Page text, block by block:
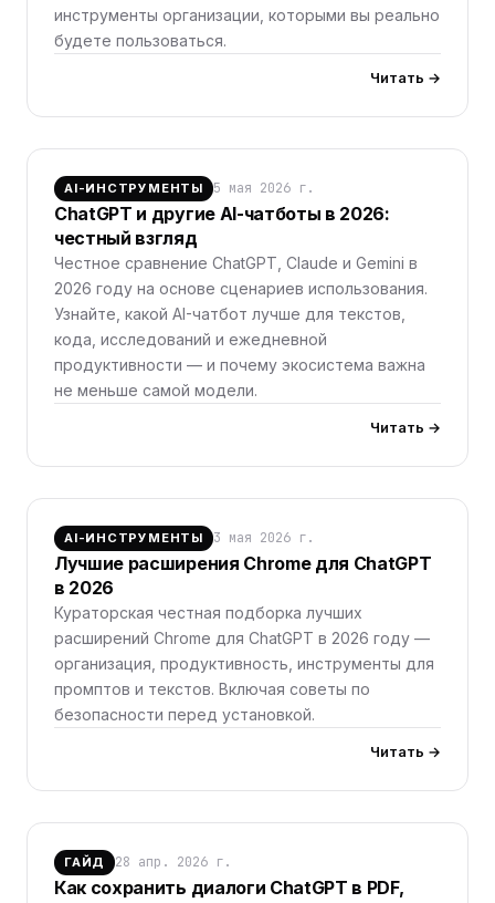
инструменты организации, которыми вы реально
будете пользоваться.
Читать →
AI-ИНСТРУМЕНТЫ 5 мая 2026 г.
ChatGPT и другие AI-чатботы в 2026:
честный взгляд
Честное сравнение ChatGPT, Claude и Gemini в
2026 году на основе сценариев использования.
Узнайте, какой AI-чатбот лучше для текстов,
кода, исследований и ежедневной
продуктивности — и почему экосистема важна
не меньше самой модели.
Читать →
AI-ИНСТРУМЕНТЫ 3 мая 2026 г.
Лучшие расширения Chrome для ChatGPT
в 2026
Кураторская честная подборка лучших
расширений Chrome для ChatGPT в 2026 году —
организация, продуктивность, инструменты для
промптов и текстов. Включая советы по
безопасности перед установкой.
Читать →
ГАЙД 28 апр. 2026 г.
Как сохранить диалоги ChatGPT в PDF,